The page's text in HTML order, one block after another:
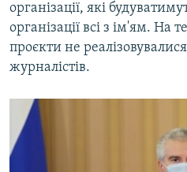
організації, які
організації всі з ім'ям. На
проєкти не
журналістів.